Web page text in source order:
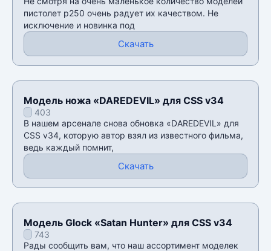
пистолет p250 очень радует их качеством. Не
исключение и новинка под
Скачать
Модель ножа «DAREDEVIL» для CSS v34
403
В нашем арсенале снова обновка «DAREDEVIL» для
CSS v34, которую автор взял из известного фильма,
ведь каждый помнит,
Скачать
Модель Glock «Satan Hunter» для CSS v34
743
Рады сообщить вам, что наш ассортимент моделек